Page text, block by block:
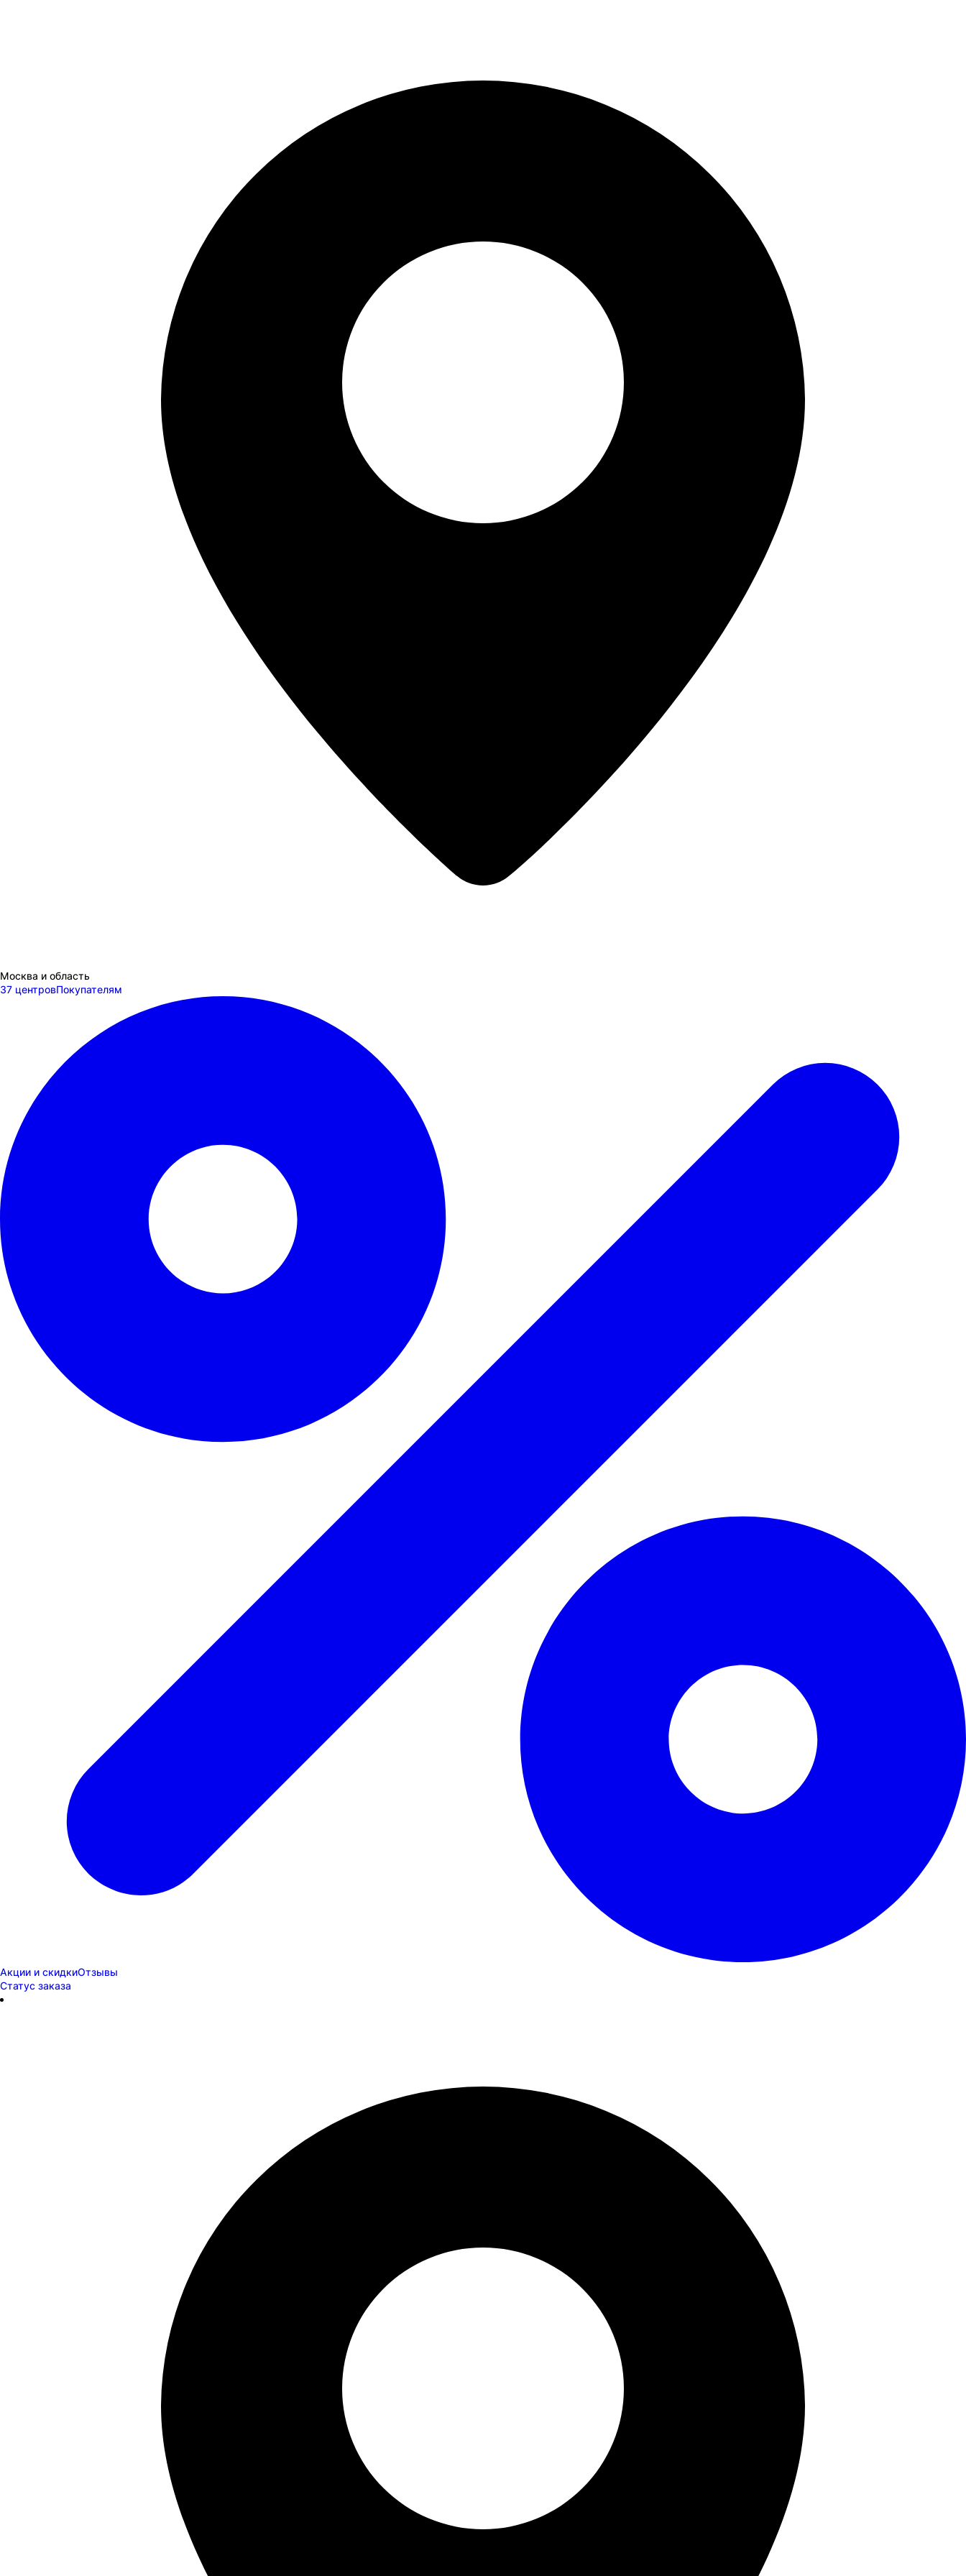
Москва и область
37 центровПокупателям
Акции и скидкиОтзывы
Статус заказа